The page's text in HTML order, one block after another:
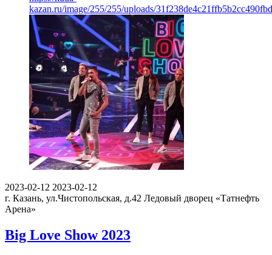
kazan.ru/image/255/255/uploads/
2023-02-12 2023-02-12
г. Казань, ул.Чистопольская, д.42 Ледовый дворец «Татнефть
Арена»
Big Love Show 2023